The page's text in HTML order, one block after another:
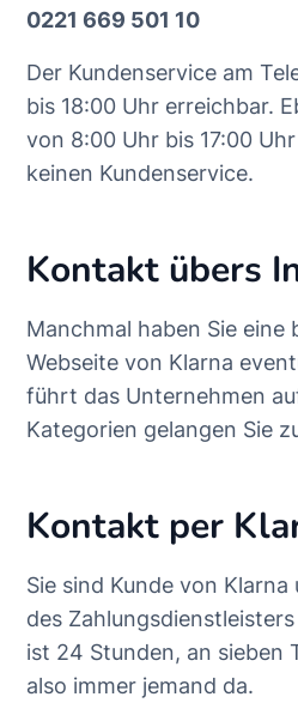
0221 669 501 10
Der Kundenservice am
bis 18:00 Uhr erreichbar.
von 8:00 Uhr bis 17:00
keinen Kundenservice.
Kontakt übers
Manchmal haben Sie
Webseite von Klarna
führt das Unternehmen
Kategorien gelangen Sie
Kontakt per
Sie sind Kunde von
des
ist 24 Stunden, an sieben
also immer jemand da.